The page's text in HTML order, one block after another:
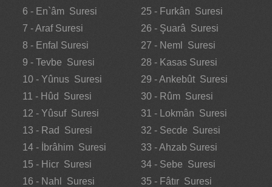
6 - En`âm Suresi
7 - Araf Suresi
8 - Enfal Suresi
9 - Tevbe Suresi
10 - Yûnus Suresi
11 - Hûd Suresi
12 - Yûsuf Suresi
13 - Rad Suresi
14 - İbrâhim Suresi
15 - Hicr Suresi
16 - Nahl Suresi
25 - Furkân Suresi
26 - Şuarâ Suresi
27 - Neml Suresi
28 - Kasas Suresi
29 - Ankebût Suresi
30 - Rûm Suresi
31 - Lokmân Suresi
32 - Secde Suresi
33 - Ahzab Suresi
34 - Sebe Suresi
35 - Fâtır Suresi